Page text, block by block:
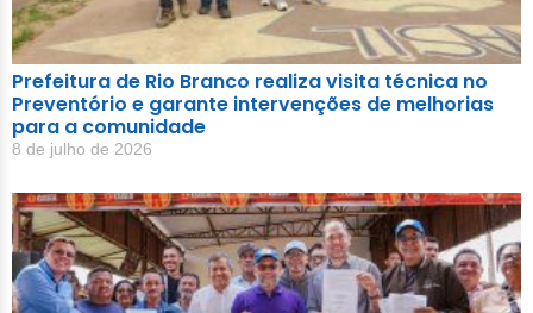
Prefeitura de Rio Branco realiza visita técnica no
Preventório e garante intervenções de melhorias
para a comunidade
8 de julho de 2026